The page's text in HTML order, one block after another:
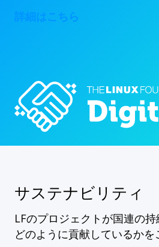
詳細はこちら
サステナビリティ
LFのプロジェクトが国連の
どのように貢献しているかを